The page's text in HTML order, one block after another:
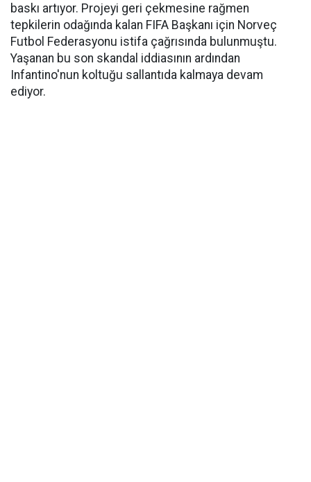
baskı artıyor. Projeyi geri çekmesine rağmen
tepkilerin odağında kalan FIFA Başkanı için Norveç
Futbol Federasyonu istifa çağrısında bulunmuştu.
Yaşanan bu son skandal iddiasının ardından
Infantino'nun koltuğu sallantıda kalmaya devam
ediyor.